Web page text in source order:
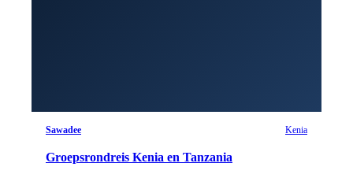
Sawadee Kenia
Groepsrondreis Kenia en Tanzania